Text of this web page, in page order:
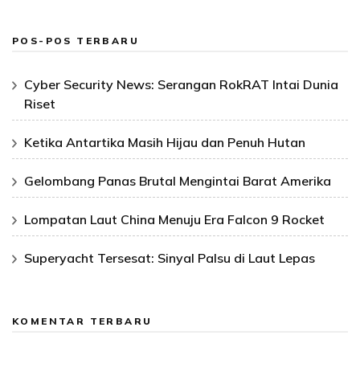
POS-POS TERBARU
Cyber Security News: Serangan RokRAT Intai Dunia
Riset
Ketika Antartika Masih Hijau dan Penuh Hutan
Gelombang Panas Brutal Mengintai Barat Amerika
Lompatan Laut China Menuju Era Falcon 9 Rocket
Superyacht Tersesat: Sinyal Palsu di Laut Lepas
KOMENTAR TERBARU